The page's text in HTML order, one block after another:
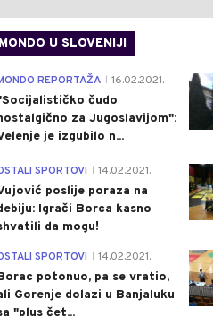
HRONIKA | Pre 2 h
SE ISTORIJSKA
U MOSTARU:
ZATRPANI
MONDO U SLOVENIJI
REPORTAŽA 16.02.2021.
čudo
za Jugoslavijom":
je izgubilo n...
SPORTOVI 14.02.2021.
poslije poraza na
Igrači Borca kasno
da mogu!
SPORTOVI 14.02.2021.
potonuo, pa se vratio,
Gorenje dolazi u Banjaluku
"plus čet...